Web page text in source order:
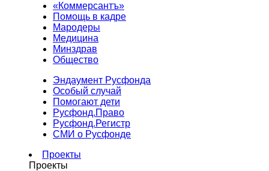
«Коммерсантъ»
Помощь в кадре
Мародеры
Медицина
Минздрав
Общество
Эндаумент Русфонда
Особый случай
Помогают дети
Русфонд.Право
Русфонд.Регистр
СМИ о Русфонде
Проекты
Проекты